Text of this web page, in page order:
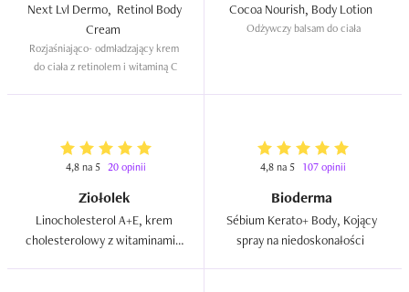
Next Lvl Dermo,  Retinol Body
Rozjaśniająco- odmładzający krem
do ciała z retinolem i witaminą C
Odżywczy balsam do ciała
4,8 na 5 20 opinii
Ziołolek
Linocholesterol A+E, krem
cholesterolowy z witaminami A
4,8 na 5 107 opinii
Bioderma
Sébium Kerato+ Body, Kojący